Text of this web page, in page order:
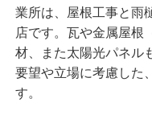
業所は、屋根工事と雨
店です。瓦や金属屋根
材、また太陽光パネル
要望や立場に考慮した
す。